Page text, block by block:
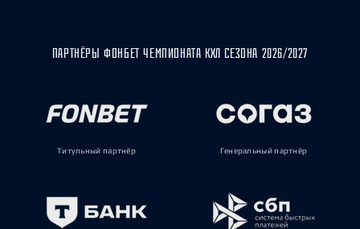
ПАРТНЁРЫ ФОНБЕТ ЧЕМПИОНАТА КХЛ СЕЗОНА 2026/2027
Титульный партнёр Генеральный партнёр